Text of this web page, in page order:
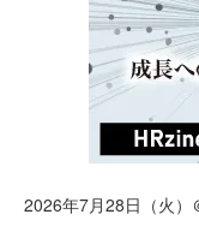
2026年7月28日（火）